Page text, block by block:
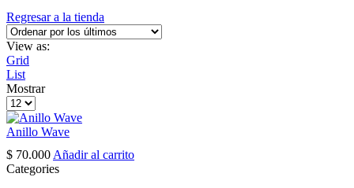
Regresar a la tienda
View as:
Grid
List
Mostrar
Products
per
page
Anillo Wave
$ 70.000 Añadir al carrito
Categories